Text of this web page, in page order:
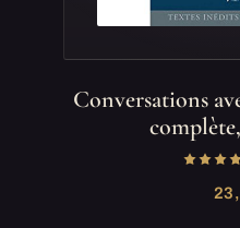
Conversations